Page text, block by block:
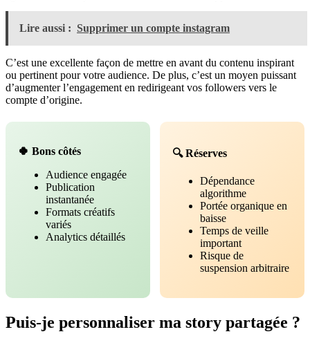
Lire aussi : Supprimer un compte instagram
C’est une excellente façon de mettre en avant du contenu inspirant
ou pertinent pour votre audience. De plus, c’est un moyen puissant
d’augmenter l’engagement en redirigeant vos followers vers le
compte d’origine.
🍀 Bons côtés
Audience engagée
Publication
instantanée
Formats créatifs
variés
Analytics détaillés
🔍 Réserves
Dépendance
algorithme
Portée organique en
baisse
Temps de veille
important
Risque de
suspension arbitraire
Puis-je personnaliser ma story partagée ?